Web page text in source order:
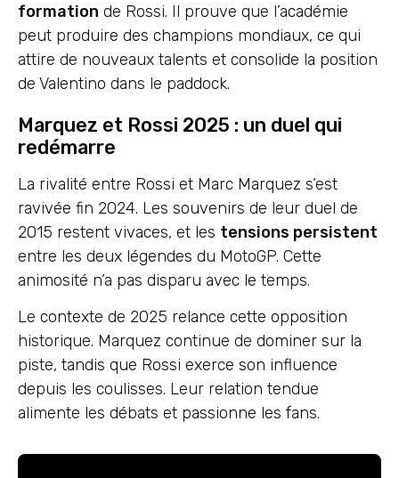
formation de Rossi. Il prouve que l’académie
peut produire des champions mondiaux, ce qui
attire de nouveaux talents et consolide la position
de Valentino dans le paddock.
Marquez et Rossi 2025 : un duel qui
redémarre
La rivalité entre Rossi et Marc Marquez s’est
ravivée fin 2024. Les souvenirs de leur duel de
2015 restent vivaces, et les tensions persistent
entre les deux légendes du MotoGP. Cette
animosité n’a pas disparu avec le temps.
Le contexte de 2025 relance cette opposition
historique. Marquez continue de dominer sur la
piste, tandis que Rossi exerce son influence
depuis les coulisses. Leur relation tendue
alimente les débats et passionne les fans.